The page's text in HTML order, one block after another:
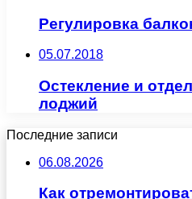
Регулировка
05.07.2018
Остекление и
лоджий
Последние записи
06.08.2026
Как